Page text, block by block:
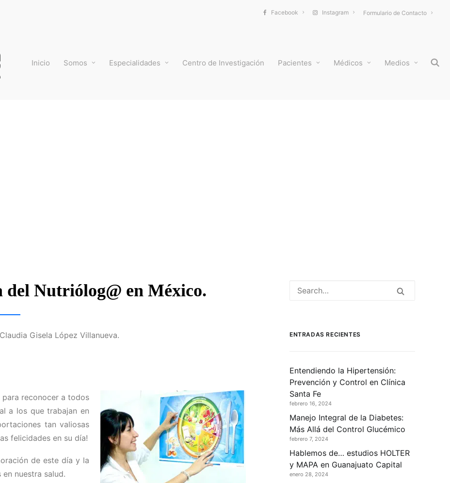
Facebook Instagram Formulario de Contacto
Inicio Somos Especialidades Centro de Investigación Pacientes Médicos Medios
del Nutriólog@ en México.
Gisela López Villanueva.
reconocer a todos
a los que trabajan en
tan valiosas
felicidades en su día!
de este día y la
nuestra salud.
ENTRADAS RECIENTES
Entendiendo la Hipertensión:
Prevención y Control en Clínica
Santa Fe
febrero 16, 2024
Manejo Integral de la Diabetes:
Más Allá del Control Glucémico
febrero 7, 2024
Hablemos de… estudios HOLTER
y MAPA en Guanajuato Capital
enero 28, 2024